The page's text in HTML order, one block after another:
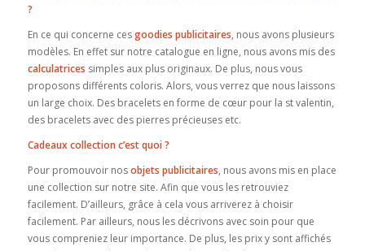
?
En ce qui concerne cesgoodies publicitaires, nous avons plusieurs
modèles. En effet sur notre catalogue en ligne, nous avons mis des
calculatrices simples aux plus originaux. De plus, nous vous
proposons différents coloris. Alors, vous verrez que nous laissons
un large choix. Des bracelets en forme de cœur pour la st valentin,
des bracelets avec des pierres précieuses etc.
Cadeaux collection c’est quoi ?
Pour promouvoir nosobjets publicitaires, nous avons mis en place
une collection sur notre site. Afin que vous les retrouviez
facilement. D’ailleurs, grâce à cela vous arriverez à choisir
facilement. Par ailleurs, nous les décrivons avec soin pour que
vous compreniez leur importance. De plus, les prix y sont affichés